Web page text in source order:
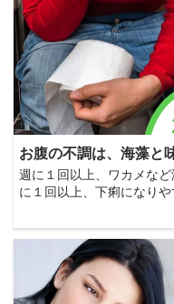
お腹の不調は、海藻と
週に１回以上、ワカメな
に１回以上、下痢になり